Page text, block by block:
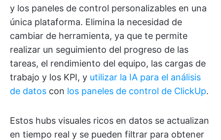
y los paneles de control personalizables en una
única plataforma. Elimina la necesidad de
cambiar de herramienta, ya que te permite
realizar un seguimiento del progreso de las
tareas, el rendimiento del equipo, las cargas de
trabajo y los KPI, y utilizar la IA para el análisis
de datos con los paneles de control de ClickUp.
Estos hubs visuales ricos en datos se actualizan
en tiempo real y se pueden filtrar para obtener